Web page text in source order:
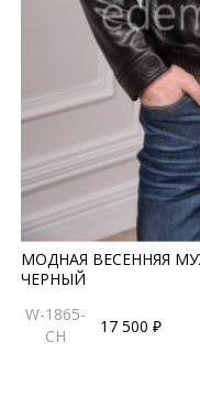
МОДНАЯ ВЕСЕННЯЯ
ЧЕРНЫЙ
W-1865-
CH
17 500 ₽